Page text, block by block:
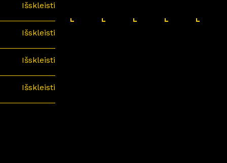
Išskleisti
Išskleisti
Išskleisti
Išskleisti